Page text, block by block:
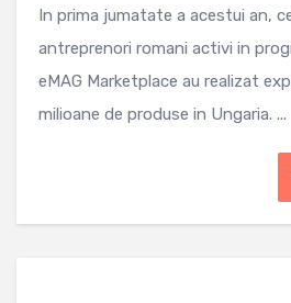
In prima jumatate a acestui an,
antreprenori romani activi in
eMAG Marketplace au realizat
milioane de produse in Ungaria. ...